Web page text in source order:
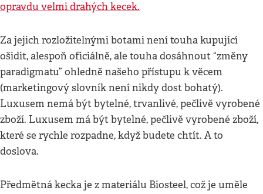
opravdu velmi drahých kecek.
Za jejich rozložitelnými botami není touha kupující
ošidit, alespoň oficiálně, ale touha dosáhnout “změny
paradigmatu” ohledně našeho přístupu k věcem
(marketingový slovník není nikdy dost bohatý).
Luxusem nemá být bytelné, trvanlivé, pečlivě vyrobené
zboží. Luxusem má být bytelné, pečlivě vyrobené zboží,
které se rychle rozpadne, když budete chtít. A to
doslova.
Předmětná kecka je z materiálu Biosteel, což je uměle